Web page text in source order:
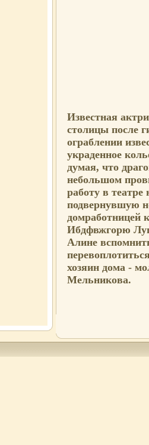
Известная
столицы после
ограблении
украденное
думая, что
небольшом
работу в
подвернувшую
домработницей
Ибдфвжгорю
Алине
хозяин дома -
Мельникова.